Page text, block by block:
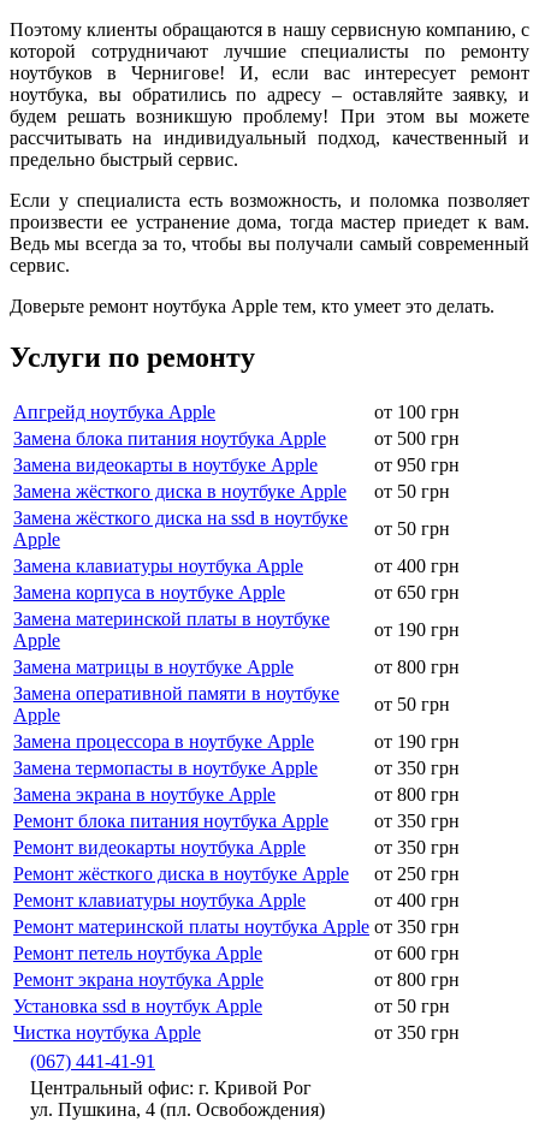
Поэтому клиенты обращаются в нашу сервисную компанию, с
которой сотрудничают лучшие специалисты по ремонту
ноутбуков в Чернигове! И, если вас интересует ремонт
ноутбука, вы обратились по адресу – оставляйте заявку, и
будем решать возникшую проблему! При этом вы можете
рассчитывать на индивидуальный подход, качественный и
предельно быстрый сервис.
Если у специалиста есть возможность, и поломка позволяет
произвести ее устранение дома, тогда мастер приедет к вам.
Ведь мы всегда за то, чтобы вы получали самый современный
сервис.
Доверьте ремонт ноутбука Apple тем, кто умеет это делать.
Услуги по ремонту
Апгрейд ноутбука Apple
от 100 грн
Замена блока питания ноутбука Apple
от 500 грн
Замена видеокарты в ноутбуке Apple
от 950 грн
Замена жёсткого диска в ноутбуке Apple
от 50 грн
Замена жёсткого диска на ssd в ноутбуке
Apple
от 50 грн
Замена клавиатуры ноутбука Apple
от 400 грн
Замена корпуса в ноутбуке Apple
от 650 грн
Замена материнской платы в ноутбуке
Apple
от 190 грн
Замена матрицы в ноутбуке Apple
от 800 грн
Замена оперативной памяти в ноутбуке
Apple
от 50 грн
Замена процессора в ноутбуке Apple
от 190 грн
Замена термопасты в ноутбуке Apple
от 350 грн
Замена экрана в ноутбуке Apple
от 800 грн
Ремонт блока питания ноутбука Apple
от 350 грн
Ремонт видеокарты ноутбука Apple
от 350 грн
Ремонт жёсткого диска в ноутбуке Apple
от 250 грн
Ремонт клавиатуры ноутбука Apple
от 400 грн
Ремонт материнской платы ноутбука Apple от 350 грн
Ремонт петель ноутбука Apple
от 600 грн
Ремонт экрана ноутбука Apple
от 800 грн
Установка ssd в ноутбук Apple
от 50 грн
Чистка ноутбука Apple
от 350 грн
(067) 441-41-91
Центральный офис: г. Кривой Рог
ул. Пушкина, 4 (пл. Освобождения)